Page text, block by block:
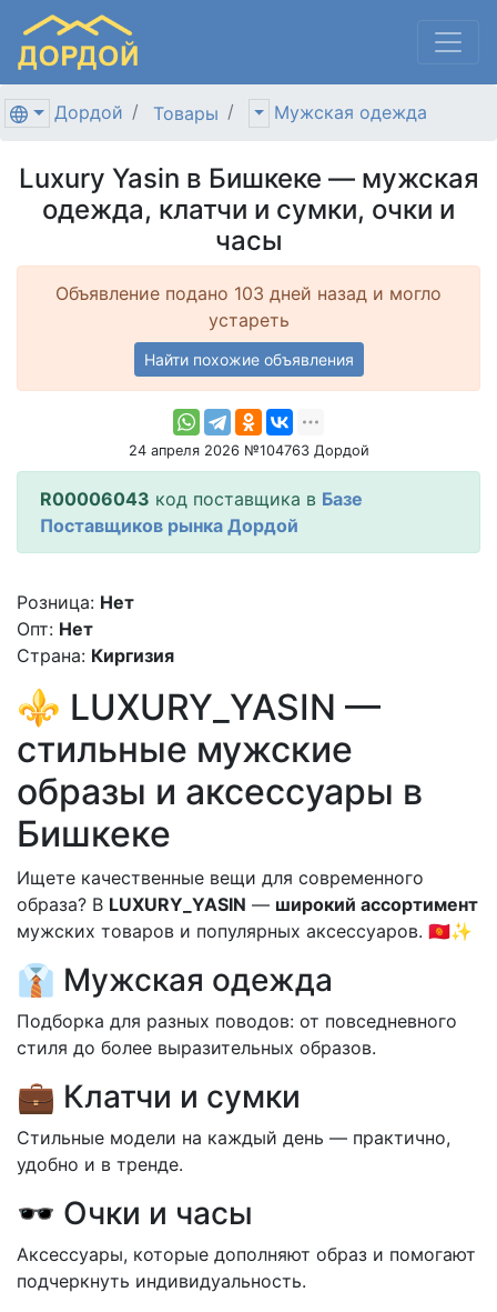
Дордой Товары Мужская одежда
Luxury Yasin в Бишкеке — мужская
одежда, клатчи и сумки, очки и
часы
Объявление подано 103 дней назад и могло
устареть
Найти похожие объявления
24 апреля 2026 №104763 Дордой
R00006043 код поставщика в Базе
Поставщиков рынка Дордой
Розница: Нет
Опт: Нет
Страна: Киргизия
⚜️ LUXURY_YASIN —
стильные мужские
образы и аксессуары в
Бишкеке
Ищете качественные вещи для современного
образа? В LUXURY_YASIN — широкий ассортимент
мужских товаров и популярных аксессуаров. 🇰🇬✨
👔 Мужская одежда
Подборка для разных поводов: от повседневного
стиля до более выразительных образов.
💼 Клатчи и сумки
Стильные модели на каждый день — практично,
удобно и в тренде.
🕶 Очки и часы
Аксессуары, которые дополняют образ и помогают
подчеркнуть индивидуальность.